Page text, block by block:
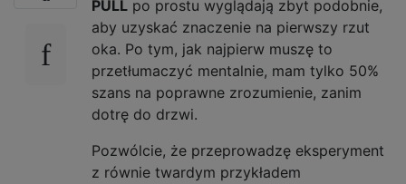
PULL po prostu wyglądają zbyt podobnie,
aby uzyskać znaczenie na pierwszy rzut
oka. Po tym, jak najpierw muszę to
przetłumaczyć mentalnie, mam tylko 50%
szans na poprawne zrozumienie, zanim
dotrę do drzwi.
Pozwólcie, że przeprowadzę eksperyment
z równie twardym przykładem